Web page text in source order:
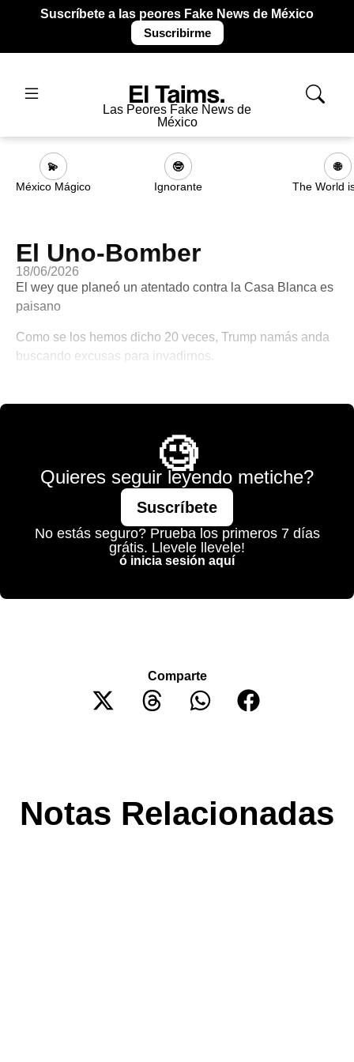
Suscríbete a las peores Fake News de México
Suscribirme
Las Peores Fake News de
México
💫
México Mágico
🤓
Ignorante
🌐
The World
El Uno-Bomber
18/06/2026
El wey que planeó un atentado contra la Casa Blanca es
paisano
Como se los hemos dicho 20 veces, Trump namás anda
buscando excusas para invadirnos.
🧐
Quieres seguir leyendo metiche?
Suscríbete
No estás seguro? Prueba los primeros 7 días
grátis. Llevele llevele!
ó inicia sesión aquí
Comparte
Notas Relacionadas